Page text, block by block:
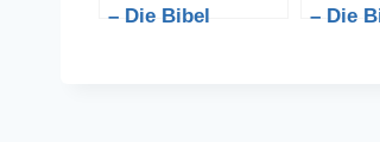
– Die Bibel
– Die